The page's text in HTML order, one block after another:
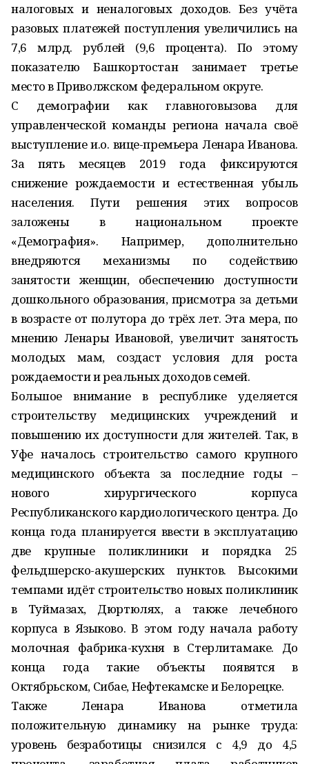
налоговых и неналоговых доходов. Без учёта
разовых платежей поступления увеличились на
7,6 млрд. рублей (9,6 процента). По этому
показателю Башкортостан занимает третье
место в Приволжском федеральном округе.
С демографии как главноговызова для
управленческой команды региона начала своё
выступление и.о. вице-премьера Ленара Иванова.
За пять месяцев 2019 года фиксируются
снижение рождаемости и естественная убыль
населения. Пути решения этих вопросов
заложены в национальном проекте
«Демография». Например, дополнительно
внедряются механизмы по содействию
занятости женщин, обеспечению доступности
дошкольного образования, присмотра за детьми
в возрасте от полутора до трёх лет. Эта мера, по
мнению Ленары Ивановой, увеличит занятость
молодых мам, создаст условия для роста
рождаемости и реальных доходов семей.
Большое внимание в республике уделяется
строительству медицинских учреждений и
повышению их доступности для жителей. Так, в
Уфе началось строительство самого крупного
медицинского объекта за последние годы –
нового хирургического корпуса
Республиканского кардиологического центра. До
конца года планируется ввести в эксплуатацию
две крупные поликлиники и порядка 25
фельдшерско-акушерских пунктов. Высокими
темпами идёт строительство новых поликлиник
в Туймазах, Дюртюлях, а также лечебного
корпуса в Языково. В этом году начала работу
молочная фабрика-кухня в Стерлитамаке. До
конца года такие объекты появятся в
Октябрьском, Сибае, Нефтекамске и Белорецке.
Также Ленара Иванова отметила
положительную динамику на рынке труда:
уровень безработицы снизился с 4,9 до 4,5